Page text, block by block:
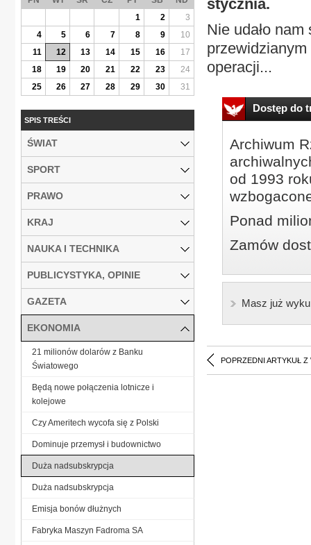
stycznia.
Nie udało
operacji...
Dostęp do
Archiwum
od 1993
Ponad
Zamów
Masz już
POPRZEDNI ARTYKUŁ Z
1
2
3
4
5 6 7 8 9
10
11
12 13 14 15 16
17
18
19 20 21 22 23
24
25
26 27 28 29 30 31
SPIS TREŚCI
ŚWIAT
SPORT
PRAWO
KRAJ
NAUKA I TECHNIKA
PUBLICYSTYKA, OPINIE
GAZETA
EKONOMIA
21 milionów dolarów z Banku
Światowego
Będą nowe połączenia lotnicze i
kolejowe
Czy Ameritech wycofa się z Polski
Dominuje przemysł i budownictwo
Duża nadsubskrypcja
Duża nadsubskrypcja
Emisja bonów dłużnych
Fabryka Maszyn Fadroma SA